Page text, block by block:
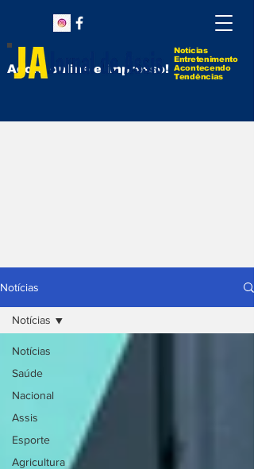
Notícias
Entretenimento
Acontecendo
Tendências
Agora online e impresso!
Notícias
Notícias
Saúde
Nacional
Assis
Esporte
Agricultura
Notícias